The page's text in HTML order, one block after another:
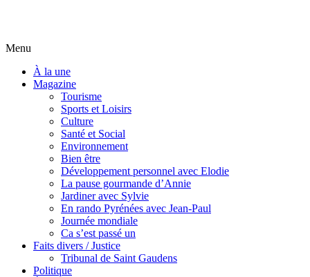
Menu
À la une
Magazine
Tourisme
Sports et Loisirs
Culture
Santé et Social
Environnement
Bien être
Développement personnel avec Elodie
La pause gourmande d’Annie
Jardiner avec Sylvie
En rando Pyrénées avec Jean-Paul
Journée mondiale
Ca s’est passé un
Faits divers / Justice
Tribunal de Saint Gaudens
Politique